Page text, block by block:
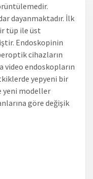
dayanmaktadır. İlk
tüp ile üst
Endoskopinin
cihazların
video endoskopların
yepyeni bir
yeni modeller
göre değişik